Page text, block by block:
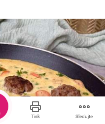
Tisk Sledujte